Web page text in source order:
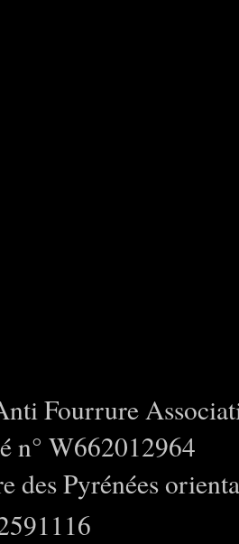
Fourrure
n° W662012964
des Pyrénées